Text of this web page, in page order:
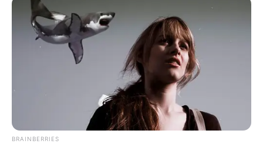
BRAINBERRIES